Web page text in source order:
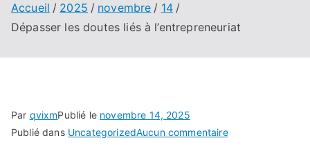
Accueil 2025 novembre
14
Dépasser les doutes liés à l’entrepreneuriat
Par qvixmPublié le novembre 14, 2025
Publié dans UncategorizedAucun commentairesur